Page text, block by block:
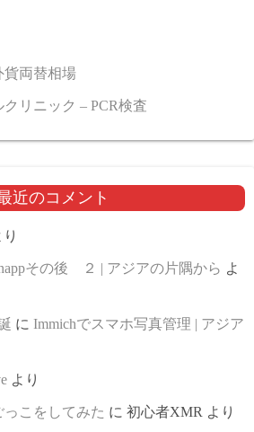
貨両替相場
クリニック – PCR検査
近のコメント
り
その後 ２ | アジアの片隅から よ
に Immichでスマホ写真管理 | アジア
より
っこをしてみた に 初心者XMR より